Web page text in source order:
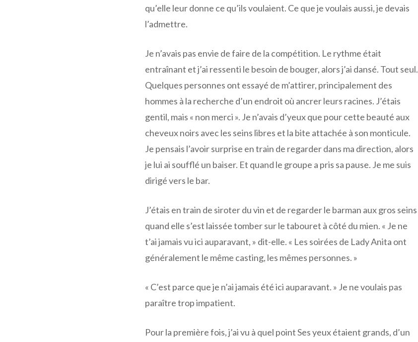
qu’elle leur donne ce qu’ils voulaient. Ce que je voulais aussi, je devais
l’admettre.
Je n’avais pas envie de faire de la compétition. Le rythme était
entraînant et j’ai ressenti le besoin de bouger, alors j’ai dansé. Tout seul.
Quelques personnes ont essayé de m’attirer, principalement des
hommes à la recherche d’un endroit où ancrer leurs racines. J’étais
gentil, mais « non merci ». Je n’avais d’yeux que pour cette beauté aux
cheveux noirs avec les seins libres et la bite attachée à son monticule.
Je pensais l’avoir surprise en train de regarder dans ma direction, alors
je lui ai soufflé un baiser. Et quand le groupe a pris sa pause. Je me suis
dirigé vers le bar.
J’étais en train de siroter du vin et de regarder le barman aux gros seins
quand elle s’est laissée tomber sur le tabouret à côté du mien. « Je ne
t’ai jamais vu ici auparavant, » dit-elle. « Les soirées de Lady Anita ont
généralement le même casting, les mêmes personnes. »
« C’est parce que je n’ai jamais été ici auparavant. » Je ne voulais pas
paraître trop impatient.
Pour la première fois, j’ai vu à quel point Ses yeux étaient grands, d’un